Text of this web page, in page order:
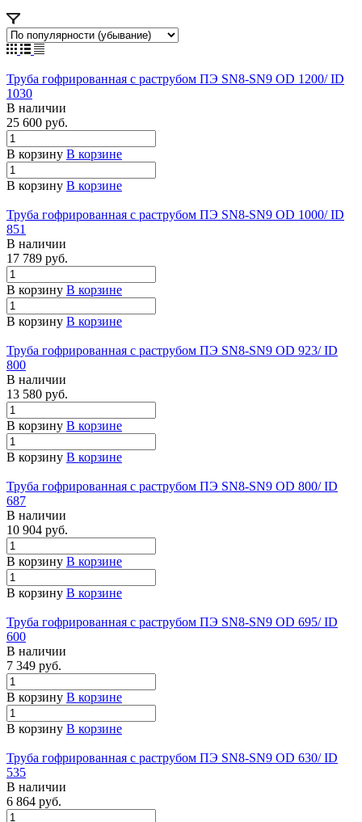
Труба гофрированная с раструбом ПЭ SN8-SN9 OD 1200/ ID
1030
В наличии
25 600 руб.
В корзину В корзине
В корзину В корзине
Труба гофрированная с раструбом ПЭ SN8-SN9 OD 1000/ ID
851
В наличии
17 789 руб.
В корзину В корзине
В корзину В корзине
Труба гофрированная с раструбом ПЭ SN8-SN9 OD 923/ ID
800
В наличии
13 580 руб.
В корзину В корзине
В корзину В корзине
Труба гофрированная с раструбом ПЭ SN8-SN9 OD 800/ ID
687
В наличии
10 904 руб.
В корзину В корзине
В корзину В корзине
Труба гофрированная с раструбом ПЭ SN8-SN9 OD 695/ ID
600
В наличии
7 349 руб.
В корзину В корзине
В корзину В корзине
Труба гофрированная с раструбом ПЭ SN8-SN9 OD 630/ ID
535
В наличии
6 864 руб.